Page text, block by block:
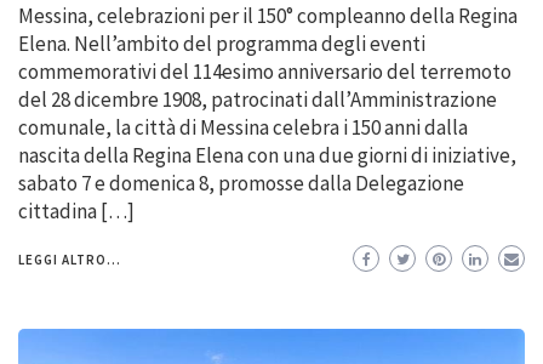
Messina, celebrazioni per il 150° compleanno della Regina
Elena. Nell’ambito del programma degli eventi
commemorativi del 114esimo anniversario del terremoto
del 28 dicembre 1908, patrocinati dall’Amministrazione
comunale, la città di Messina celebra i 150 anni dalla
nascita della Regina Elena con una due giorni di iniziative,
sabato 7 e domenica 8, promosse dalla Delegazione
cittadina […]
LEGGI ALTRO...